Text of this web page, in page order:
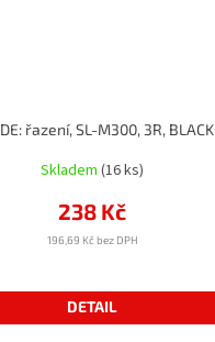
řazení, SL-M300, 3R, BLACK
Skladem (16 ks)
196,69 Kč bez DPH
238 Kč
DETAIL